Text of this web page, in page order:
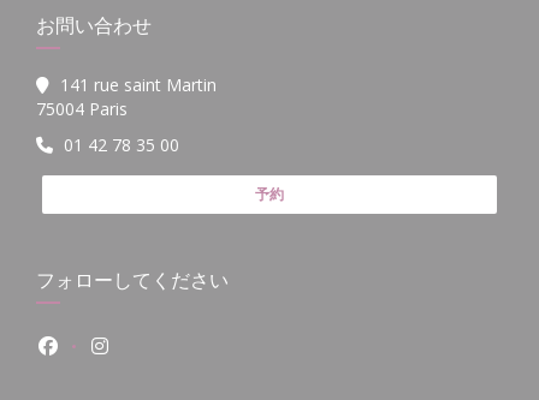
お問い合わせ
141 rue saint Martin
75004 Paris
01 42 78 35 00
予約
フォローしてください
Facebook ((新しいウィンドウで開きます))
Instagram ((新しいウィンドウで開きます))